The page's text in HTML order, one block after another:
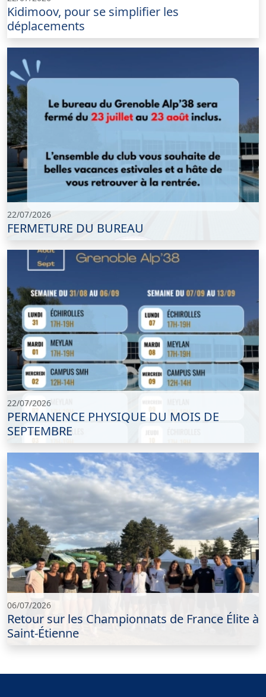
Kidimoov, pour se simplifier les
déplacements
22/07/2026
FERMETURE DU BUREAU
22/07/2026
PERMANENCE PHYSIQUE DU MOIS DE
SEPTEMBRE
06/07/2026
Retour sur les Championnats de France Élite à
Saint-Étienne